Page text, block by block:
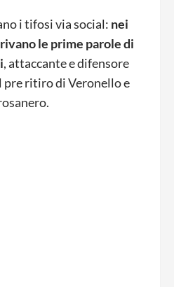
i tifosi via social: nei
le prime parole di
, attaccante e difensore
pre ritiro di Veronello e